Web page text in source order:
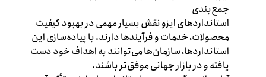
جمع‌بندی
استانداردهای ایزو نقش بسیار مهمی در بهبود کیفیت
محصولات، خدمات و فرآیندها دارند. با پیاده‌سازی این
استانداردها، سازمان‌ها می‌توانند به اهداف خود دست
یافته و در بازار جهانی موفق‌تر باشند.